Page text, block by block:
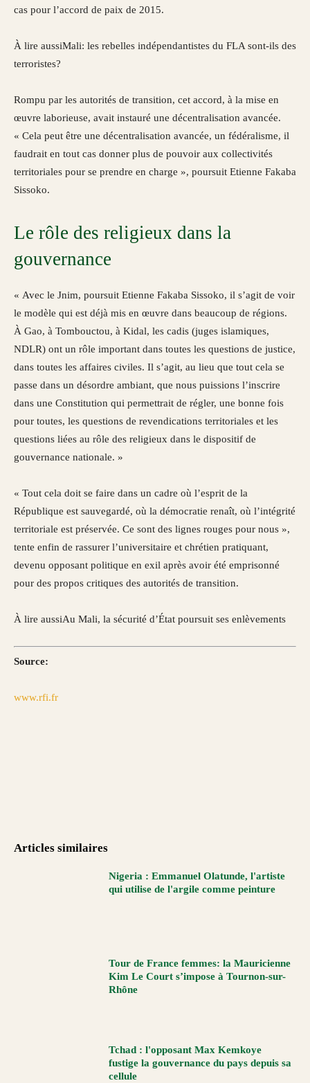
cas pour l’accord de paix de 2015.
À lire aussiMali: les rebelles indépendantistes du FLA sont-ils des
terroristes?
Rompu par les autorités de transition, cet accord, à la mise en
œuvre laborieuse, avait instauré une décentralisation avancée.
« Cela peut être une décentralisation avancée, un fédéralisme, il
faudrait en tout cas donner plus de pouvoir aux collectivités
territoriales pour se prendre en charge », poursuit Etienne Fakaba
Sissoko.
Le rôle des religieux dans la
gouvernance
« Avec le Jnim, poursuit Etienne Fakaba Sissoko, il s’agit de voir
le modèle qui est déjà mis en œuvre dans beaucoup de régions.
À Gao, à Tombouctou, à Kidal, les cadis (juges islamiques,
NDLR) ont un rôle important dans toutes les questions de justice,
dans toutes les affaires civiles. Il s’agit, au lieu que tout cela se
passe dans un désordre ambiant, que nous puissions l’inscrire
dans une Constitution qui permettrait de régler, une bonne fois
pour toutes, les questions de revendications territoriales et les
questions liées au rôle des religieux dans le dispositif de
gouvernance nationale. »
« ​​​​​​​Tout cela doit se faire dans un cadre où l’esprit de la
République est sauvegardé, où la démocratie renaît, où l’intégrité
territoriale est préservée. Ce sont des lignes rouges pour nous »,
tente enfin de rassurer l’universitaire et chrétien pratiquant,
devenu opposant politique en exil après avoir été emprisonné
pour des propos critiques des autorités de transition.
À lire aussiAu Mali, la sécurité d’État poursuit ses enlèvements
Source:
www.rfi.fr
Articles similaires
Nigeria : Emmanuel Olatunde, l'artiste
qui utilise de l'argile comme peinture
Tour de France femmes: la Mauricienne
Kim Le Court s’impose à Tournon-sur-
Rhône
Tchad : l'opposant Max Kemkoye
fustige la gouvernance du pays depuis sa
cellule